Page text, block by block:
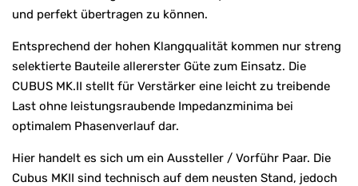
und perfekt übertragen zu können.
Entsprechend der hohen Klangqualität kommen nur streng
selektierte Bauteile allererster Güte zum Einsatz. Die
CUBUS MK.II stellt für Verstärker eine leicht zu treibende
Last ohne leistungsraubende Impedanzminima bei
optimalem Phasenverlauf dar.
Hier handelt es sich um ein Aussteller / Vorführ Paar. Die
Cubus MKII sind technisch auf dem neusten Stand, jedoch